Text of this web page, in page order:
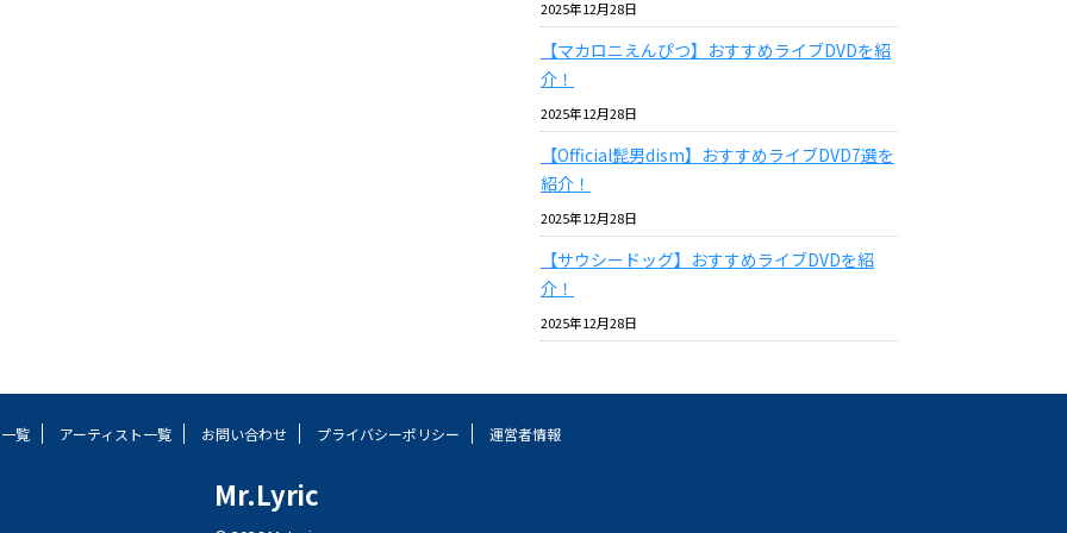
2025年12月28日
【マカロニえんぴつ】おすすめライブDVDを紹
介！
2025年12月28日
【Official髭男dism】おすすめライブDVD7選を
紹介！
2025年12月28日
【サウシードッグ】おすすめライブDVDを紹
介！
2025年12月28日
覧 アーティスト一覧 お問い合わせ プライバシーポリシー 運営者情報
Mr.Lyric